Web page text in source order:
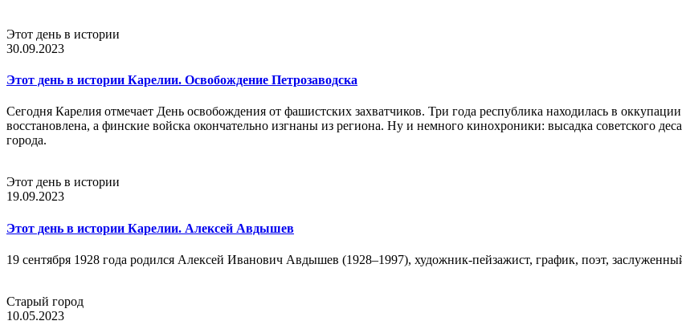
Этот день в истории
30.09.2023
Этот день в истории Карелии. Освобождение Петрозаводска
Сегодня Карелия отмечает День освобождения от фашистских захватчиков. Три года республика находилась в
восстановлена, а финские войска окончательно изгнаны из региона. Ну и немного кинохроники: высадка советского
города.
Этот день в истории
19.09.2023
Этот день в истории Карелии. Алексей Авдышев
19 сентября 1928 года родился Алексей Иванович Авдышев (1928–1997), художник-пейзажист, график, поэт,
Старый город
10.05.2023